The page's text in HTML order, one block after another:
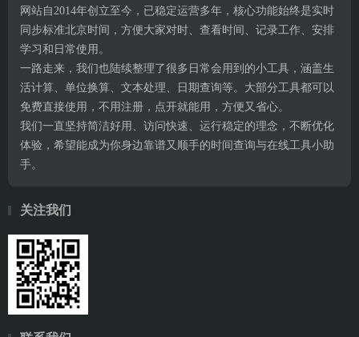
网站自2014年创立至今，已稳定运营多年，核心功能始终是实时
同步标准北京时间，方便大家对时、查看时间、记录工作、安排
学习和日常使用。
一路走来，我们也陆续整理了很多日常会用到的小工具，涵盖生
活计算、单位换算、文本处理、日期查询等。大部分工具都可以
免费直接使用，不用注册，点开就能用，方便又省心。
我们一直坚持简洁好用、访问快速、运行稳定的理念，不断优化
体验，希望能成为你身边靠谱又顺手的时间查询与在线工具小助
手。
关注我们